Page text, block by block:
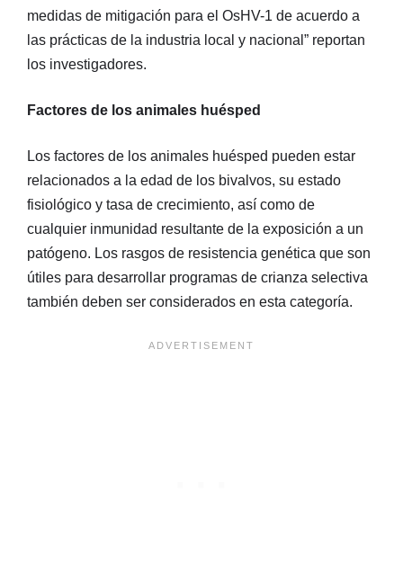
medidas de mitigación para el OsHV-1 de acuerdo a
las prácticas de la industria local y nacional” reportan
los investigadores.
Factores de los animales huésped
Los factores de los animales huésped pueden estar
relacionados a la edad de los bivalvos, su estado
fisiológico y tasa de crecimiento, así como de
cualquier inmunidad resultante de la exposición a un
patógeno. Los rasgos de resistencia genética que son
útiles para desarrollar programas de crianza selectiva
también deben ser considerados en esta categoría.